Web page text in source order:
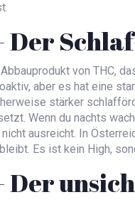
Der
von THC,
aber es hat eine
stärker
Wenn du nachts
ausreicht. In
Es ist kein High,
Der